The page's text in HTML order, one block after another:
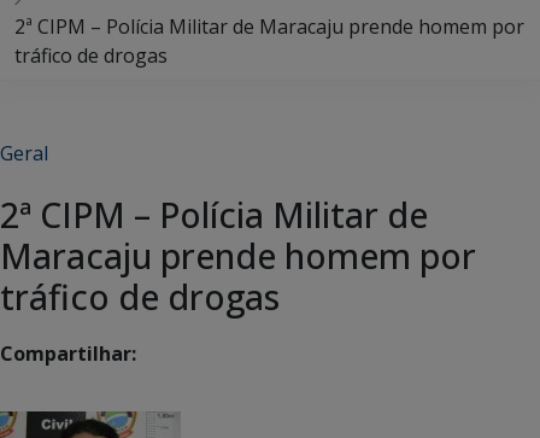
2ª CIPM – Polícia Militar de Maracaju prende homem por
tráfico de drogas
Geral
2ª CIPM – Polícia Militar de
Maracaju prende homem por
tráfico de drogas
Compartilhar: